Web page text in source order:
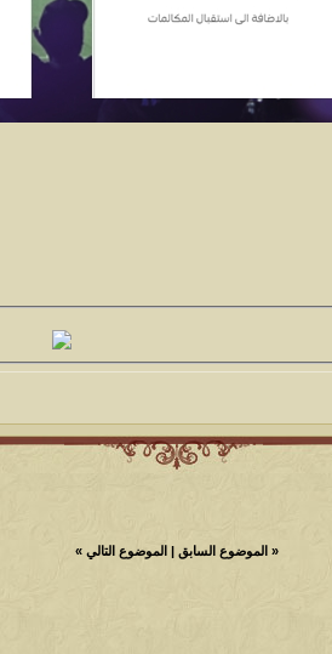
« الموضوع السابق | الموضوع التالي »